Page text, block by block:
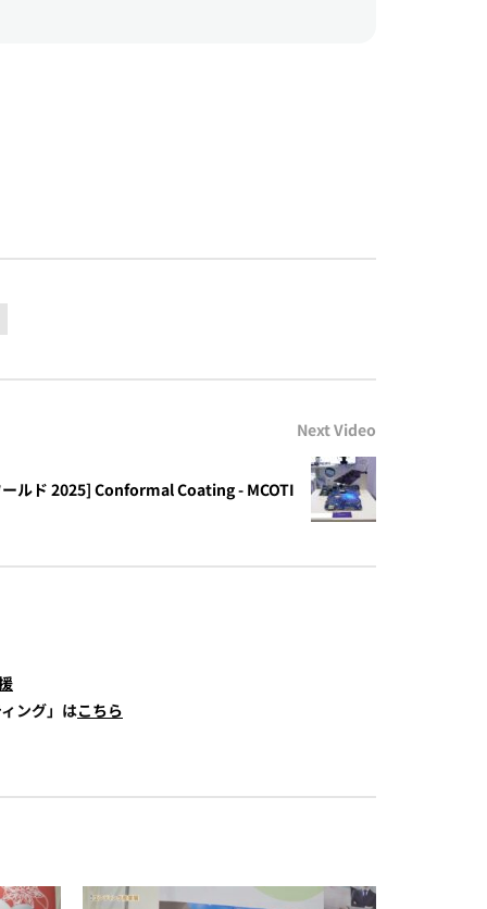
Next Video
ルド 2025] Conformal Coating - MCOTI
ング」はこちら